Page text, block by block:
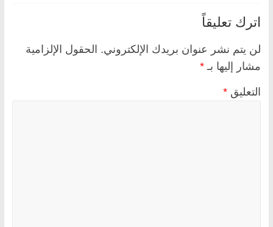
اترك تعليقاً
لن يتم نشر عنوان بريدك الإلكتروني. الحقول الإلزامية
مشار إليها بـ *
التعليق *